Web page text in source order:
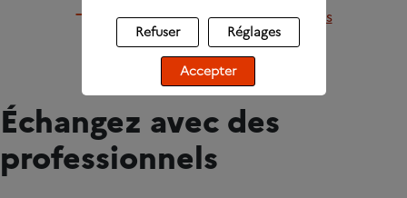
Retourner à la liste des discussions
Échangez avec des
professionnels
Refuser Réglages
Accepter